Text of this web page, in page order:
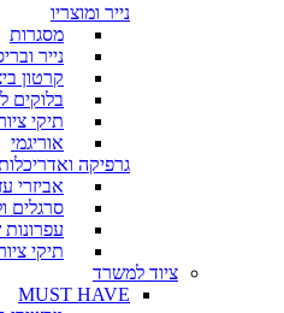
נייר ומוצריו
מסגרות
נייר
קרטון
בלוקים
תיקי
אוריגמי
גרפיקה
אביזרי
סרגלים
תיקי
ציוד למשרד
MUST HAVE